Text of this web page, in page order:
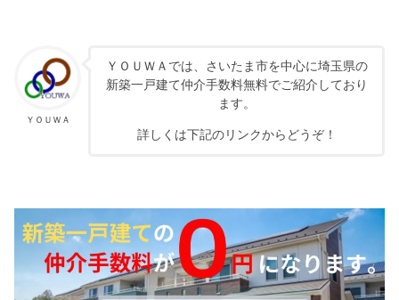
ＹＯＵＷＡ
ＹＯＵＷＡでは、さいたま市を中心に埼玉県の
新築一戸建て仲介手数料無料でご紹介しており
ます。
詳しくは下記のリンクからどうぞ！